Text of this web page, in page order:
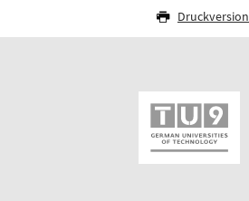
Druckversion